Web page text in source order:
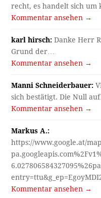
recht, es handelt sich um
Kommentar ansehen →
karl hirsch: Danke Herr
Grund der…
Kommentar ansehen →
Manni Schneiderbauer:
sich bestätigt. Die Null
Kommentar ansehen →
Markus A.:
https://www.google.at/
Kommentar ansehen →